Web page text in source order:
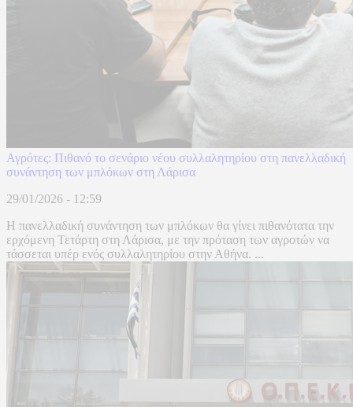
Αγρότες: Πιθανό το σενάριο νέου συλλαλητηρίου στη πανελλαδική
συνάντηση των μπλόκων στη Λάρισα
29/01/2026 - 12:59
H πανελλαδική συνάντηση των μπλόκων θα γίνει πιθανότατα την
ερχόμενη Τετάρτη στη Λάρισα, με την πρόταση των αγροτών να
τάσσεται υπέρ ενός συλλαλητηρίου στην Αθήνα. ...